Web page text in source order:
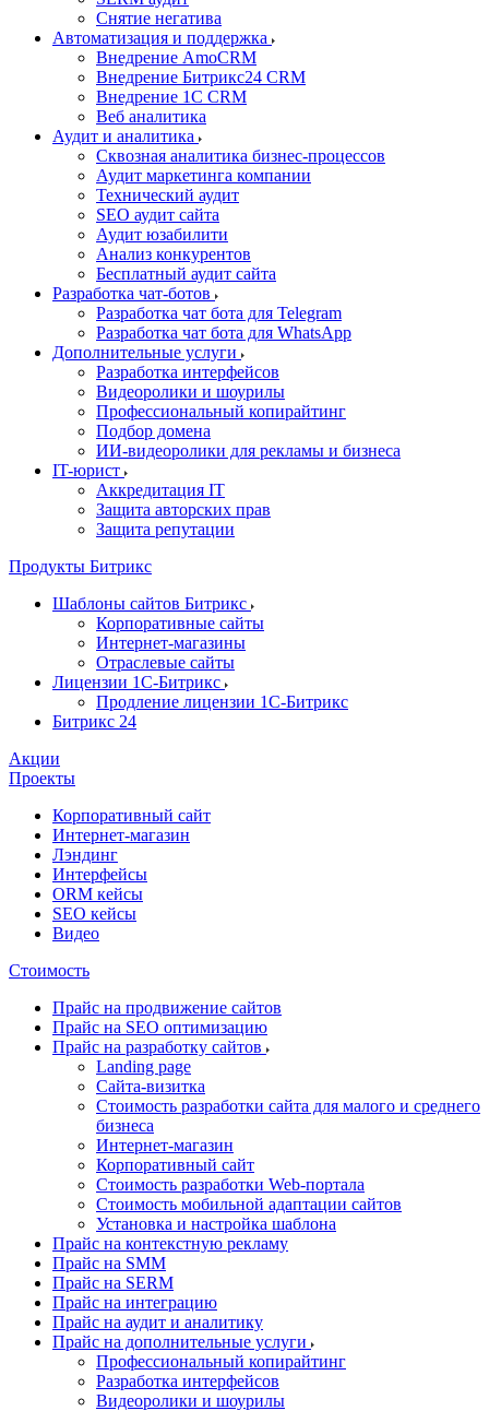
Снятие негатива
Автоматизация и поддержка
Внедрение AmoCRM
Внедрение Битрикс24 CRM
Внедрение 1C CRM
Веб аналитика
Аудит и аналитика
Сквозная аналитика бизнес-процессов
Аудит маркетинга компании
Технический аудит
SEO аудит сайта
Аудит юзабилити
Анализ конкурентов
Бесплатный аудит сайта
Разработка чат-ботов
Разработка чат бота для Telegram
Разработка чат бота для WhatsApp
Дополнительные услуги
Разработка интерфейсов
Видеоролики и шоурилы
Профессиональный копирайтинг
Подбор домена
ИИ-видеоролики для рекламы и бизнеса
IT-юрист
Аккредитация IT
Защита авторских прав
Защита репутации
Продукты Битрикс
Шаблоны сайтов Битрикс
Корпоративные сайты
Интернет-магазины
Отраслевые сайты
Лицензии 1С-Битрикс
Продление лицензии 1С-Битрикс
Битрикс 24
Акции
Проекты
Корпоративный сайт
Интернет-магазин
Лэндинг
Интерфейсы
ORM кейсы
SEO кейсы
Видео
Стоимость
Прайс на продвижение сайтов
Прайс на SEO оптимизацию
Прайс на разработку сайтов
Landing page
Cайта-визитка
Стоимость разработки сайта для малого и среднего
бизнеса
Интернет-магазин
Корпоративный сайт
Стоимость разработки Web-портала
Стоимость мобильной адаптации сайтов
Установка и настройка шаблона
Прайс на контекстную рекламу
Прайс на SMM
Прайс на SERM
Прайс на интеграцию
Прайс на аудит и аналитику
Прайс на дополнительные услуги
Профессиональный копирайтинг
Разработка интерфейсов
Видеоролики и шоурилы